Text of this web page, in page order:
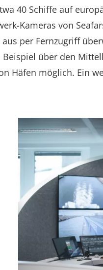
40 Schiffe auf
Kameras von
per Fernzugriff
über den
Häfen möglich. Ein